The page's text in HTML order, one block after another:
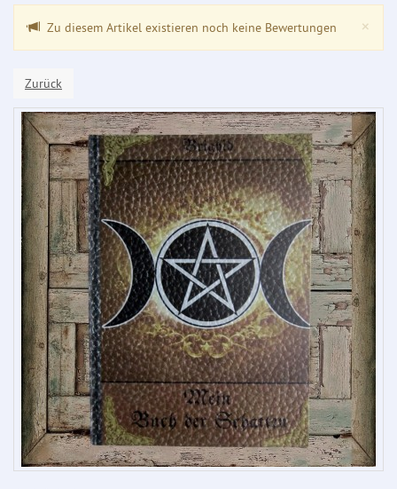
×
Zu diesem Artikel existieren noch keine Bewertungen
Zurück